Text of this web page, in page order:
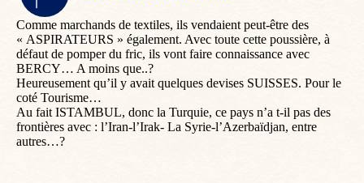
Comme marchands de textiles, ils vendaient peut-être des
« ASPIRATEURS » également. Avec toute cette poussière, à
défaut de pomper du fric, ils vont faire connaissance avec
BERCY… A moins que..?
Heureusement qu’il y avait quelques devises SUISSES. Pour le
coté Tourisme…
Au fait ISTAMBUL, donc la Turquie, ce pays n’a t-il pas des
frontières avec : l’Iran-l’Irak- La Syrie-l’Azerbaïdjan, entre
autres…?